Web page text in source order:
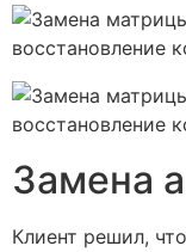
Замена
Клиент решил,